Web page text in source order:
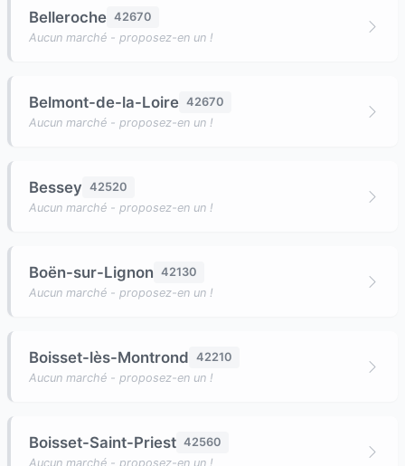
Belleroche 42670
Aucun marché - proposez-en un !
Belmont-de-la-Loire 42670
Aucun marché - proposez-en un !
Bessey 42520
Aucun marché - proposez-en un !
Boën-sur-Lignon 42130
Aucun marché - proposez-en un !
Boisset-lès-Montrond 42210
Aucun marché - proposez-en un !
Boisset-Saint-Priest 42560
Aucun marché - proposez-en un !